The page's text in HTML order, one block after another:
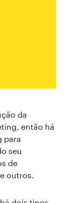
da
então há
para
seu
de
outros.